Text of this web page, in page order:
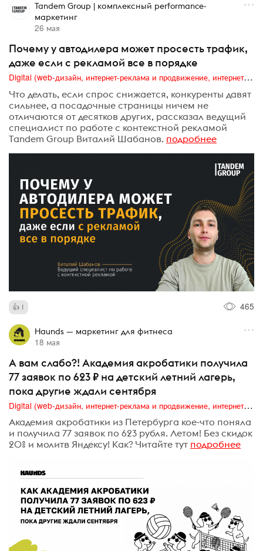
Tandem Group | комплексный performance-
маркетинг
26 мая
Почему у автодилера может просесть трафик,
даже если с рекламой все в порядке
Digital (web-дизайн, интернет-реклама и продвижение, интернет-сообщества и блоги, интернет-коммуникации, мобильный маркетинг, реклама на цифровых экранах)
Что делать, если спрос снижается, конкуренты давят
сильнее, а посадочные страницы ничем не
отличаются от десятков других, рассказал ведущий
специалист по работе с контекстной рекламой
Tandem Group Виталий Шабанов. подробнее
1 465
Haunds — маркетинг для фитнеса
18 мая
А вам слабо?! Академия акробатики получила
77 заявок по 623 ₽ на детский летний лагерь,
пока другие ждали сентября
Digital (web-дизайн, интернет-реклама и продвижение, интернет-сообщества и блоги, интернет-коммуникации, мобильный маркетинг, реклама на цифровых экранах)
Академия акробатики из Петербурга кое-что поняла
и получила 77 заявок по 623 рубля. Летом! Без скидок
20% и молитв Яндексу! Как? Читайте тут подробнее